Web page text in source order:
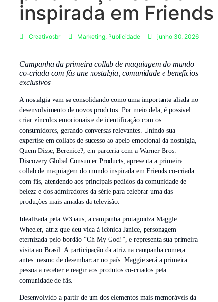
inspirada em Friends
Creativosbr Marketing, Publicidade junho 30, 2026
Campanha da primeira collab de maquiagem do mundo
co-criada com fãs une nostalgia, comunidade e benefícios
exclusivos
A nostalgia vem se consolidando como uma importante aliada no
desenvolvimento de novos produtos. Por meio dela, é possível
criar vínculos emocionais e de identificação com os
consumidores, gerando conversas relevantes. Unindo sua
expertise em collabs de sucesso ao apelo emocional da nostalgia,
Quem Disse, Berenice?, em parceria com a Warner Bros.
Discovery Global Consumer Products, apresenta a primeira
collab de maquiagem do mundo inspirada em Friends co-criada
com fãs, atendendo aos principais pedidos da comunidade de
beleza e dos admiradores da série para celebrar uma das
produções mais amadas da televisão.
Idealizada pela W3haus, a campanha protagoniza Maggie
Wheeler, atriz que deu vida à icônica Janice, personagem
eternizada pelo bordão “Oh My God!”, e representa sua primeira
visita ao Brasil. A participação da atriz na campanha começa
antes mesmo de desembarcar no país: Maggie será a primeira
pessoa a receber e reagir aos produtos co-criados pela
comunidade de fãs.
Desenvolvido a partir de um dos elementos mais memoráveis da